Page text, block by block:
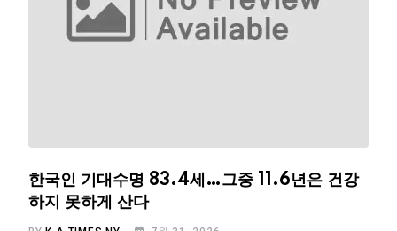
한국인 기대수명 83.4세…그중 11.6년은 건강
하지 못하게 산다